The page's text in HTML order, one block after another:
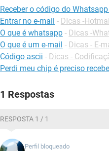
Receber o código do
Entrar no e-mail - Dicas -
O que é whatsapp - Dicas -
O que é um e-mail - Dicas - E-
Código ascii - Dicas -
Perdi meu chip é preciso
1 Respostas
RESPOSTA 1 / 1
Perfil bloqueado